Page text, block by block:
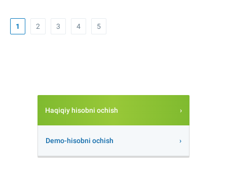
1 2 3 4 5
Haqiqiy hisobni ochish
Demo-hisobni ochish